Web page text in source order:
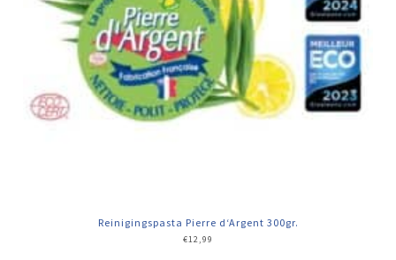
Reinigingspasta Pierre d‘Argent 300gr.
€12,99